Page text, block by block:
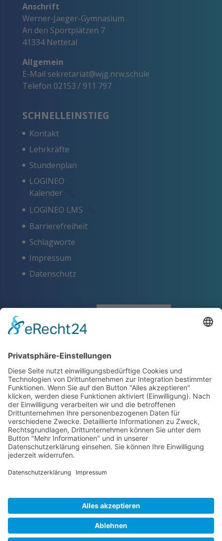
Anschrift
Werner-Jaeger-Gymnasium
An den Sportplätzen 7
41334 Nettetal
Allgemein
E-Mail sekretariat@wjg.nrw.schule
Telefon 02153 / 911 797
SCHNELLEINSTIEG
Kontakt
Lehrkräfte
Stundenplan
LOGINEO
Kalender
LOGINEO LMS
Barrierefreiheit
Schlagworte
Impressum
Datenschutz
ZERTIFIKATE